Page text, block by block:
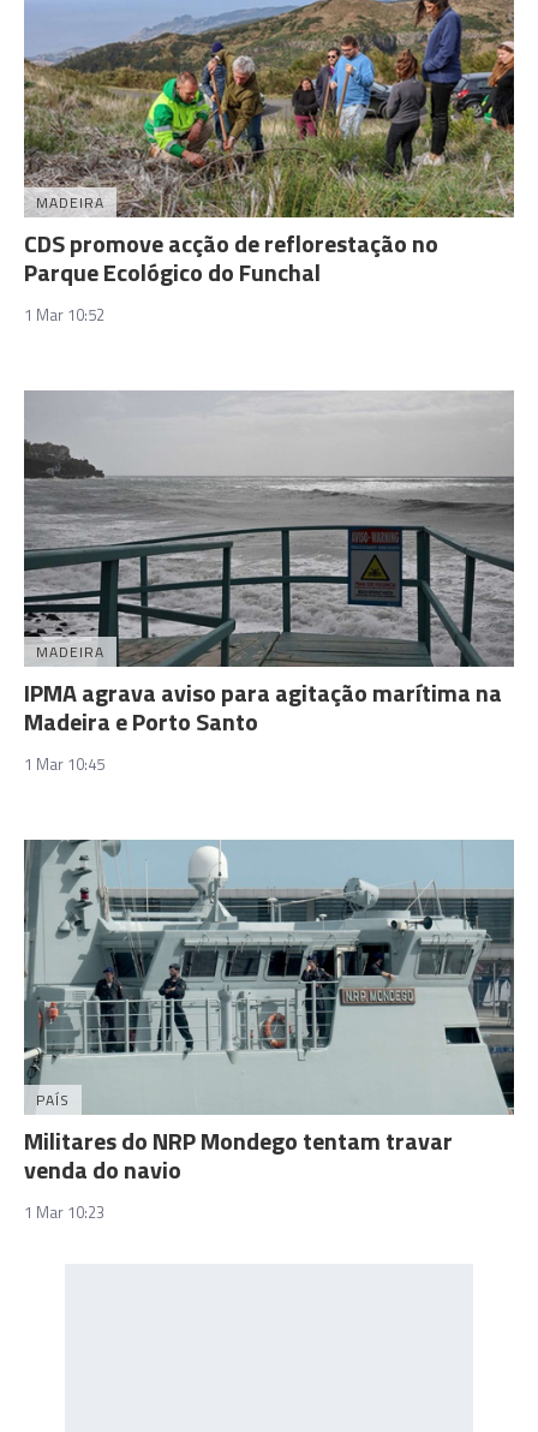
MADEIRA
CDS promove acção de reflorestação no
Parque Ecológico do Funchal
1 Mar 10:52
MADEIRA
IPMA agrava aviso para agitação marítima na
Madeira e Porto Santo
1 Mar 10:45
PAÍS
Militares do NRP Mondego tentam travar
venda do navio
1 Mar 10:23